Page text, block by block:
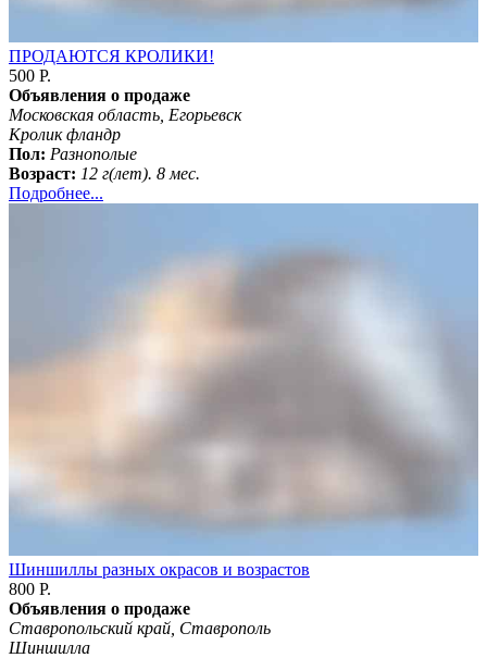
ПРОДАЮТСЯ КРОЛИКИ!
500 Р.
Объявления о продаже
Московская область, Егорьевск
Кролик фландр
Пол: Разнополые
Возраст: 12 г(лет). 8 мес.
Подробнее...
Шиншиллы разных окрасов и возрастов
800 Р.
Объявления о продаже
Ставропольский край, Ставрополь
Шиншилла